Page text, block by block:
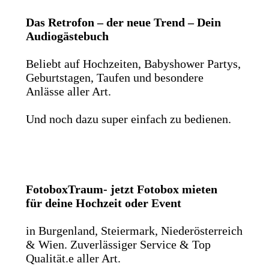
Das Retrofon – der neue Trend – Dein
Audiogästebuch
Beliebt auf Hochzeiten, Babyshower Partys,
Geburtstagen, Taufen und besondere
Anlässe aller Art.
Und noch dazu super einfach zu bedienen.
FotoboxTraum- jetzt Fotobox mieten
für deine Hochzeit oder Event
in Burgenland, Steiermark, Niederösterreich
& Wien. Zuverlässiger Service & Top
Qualität.e aller Art.